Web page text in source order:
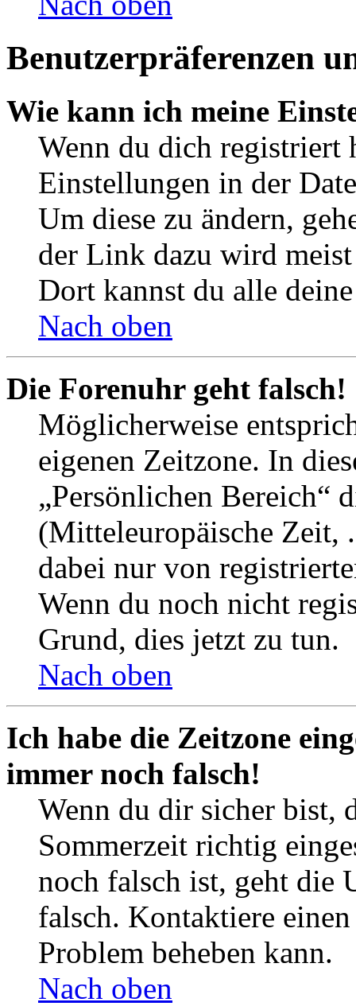
Benutzerpräferenzen
Wie kann ich meine
Wenn du dich registriert
Einstellungen in der
Um diese zu ändern,
der Link dazu wird
Dort kannst du alle
Nach oben
Die Forenuhr geht falsch!
Möglicherweise
eigenen Zeitzone. In
„Persönlichen Bereich“
(Mitteleuropäische Zeit,
dabei nur von
Wenn du noch nicht
Grund, dies jetzt zu tun.
Nach oben
Ich habe die Zeitzone
immer noch falsch!
Wenn du dir sicher bist,
Sommerzeit richtig
noch falsch ist, geht die
falsch. Kontaktiere
Problem beheben kann.
Nach oben